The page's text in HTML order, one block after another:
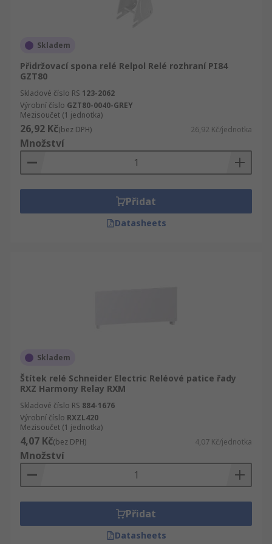
Skladem
Přidržovací spona relé Relpol Relé rozhraní PI84
GZT80
Skladové číslo RS 123-2062
Výrobní číslo GZT80-0040-GREY
Mezisoučet (1 jednotka)
26,92 Kč(bez DPH) 26,92 Kč/jednotka
Množství
Přidat
Datasheets
Skladem
Štítek relé Schneider Electric Reléové patice řady
RXZ Harmony Relay RXM
Skladové číslo RS 884-1676
Výrobní číslo RXZL420
Mezisoučet (1 jednotka)
4,07 Kč(bez DPH) 4,07 Kč/jednotka
Množství
Přidat
Datasheets